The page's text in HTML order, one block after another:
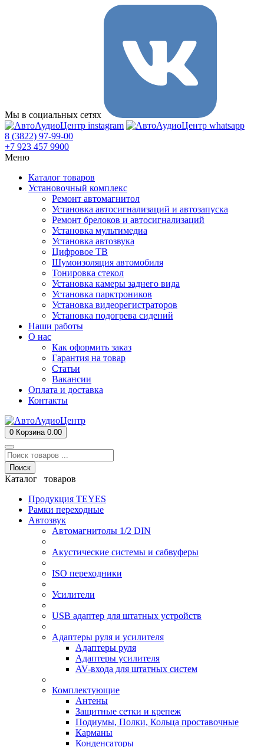
Мы в социальных сетях
8 (3822) 97-99-00
+7 923 457 9900
Меню
Каталог товаров
Установочный комплекс
Ремонт автомагнитол
Установка автосигнализаций и автозапуска
Ремонт брелоков и автосигнализаций
Установка мультимедиа
Установка автозвука
Цифровое ТВ
Шумоизоляция автомобиля
Тонировка стекол
Установка камеры заднего вида
Установка парктроников
Установка видеорегистраторов
Установка подогрева сидений
Наши работы
О нас
Как оформить заказ
Гарантия на товар
Статьи
Вакансии
Оплата и доставка
Контакты
0 Корзина 0.00
Поиск
Каталог товаров
Продукция TEYES
Рамки переходные
Автозвук
Автомагнитолы 1/2 DIN
Акустические системы и сабвуферы
ISO переходники
Усилители
USB адаптер для штатных устройств
Адаптеры руля и усилителя
Адаптеры руля
Адаптеры усилителя
AV-входа для штатных систем
Комплектующие
Антены
Защитные сетки и крепеж
Подиумы, Полки, Кольца проставочные
Карманы
Конденсаторы